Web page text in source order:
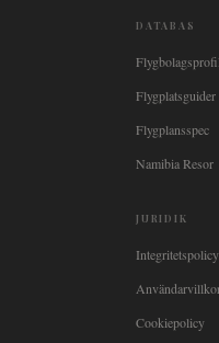
DATABAS
Flygplatsguider
Flygplansspec
Namibia Resor
JURIDIK
Integritetspolicy
Cookiepolicy